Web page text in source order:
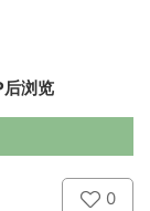
浏览
0